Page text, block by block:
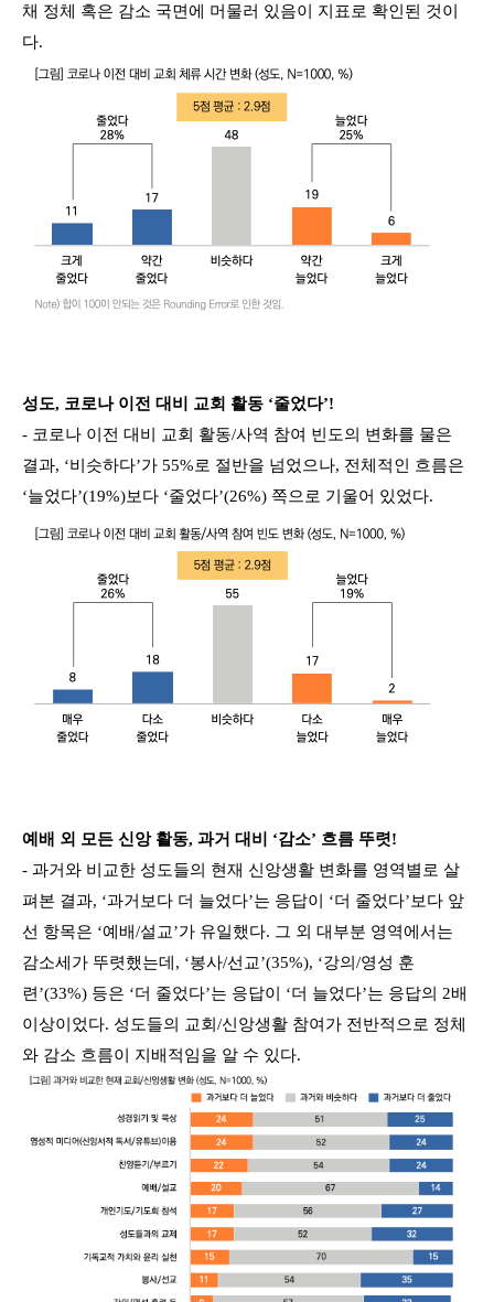
채 정체 혹은 감소 국면에 머물러 있음이 지표로 확인된 것이
다.
성도, 코로나 이전 대비 교회 활동 ‘줄었다’!
- 코로나 이전 대비 교회 활동/사역 참여 빈도의 변화를 물은
결과, ‘비슷하다’가 55%로 절반을 넘었으나, 전체적인 흐름은
‘늘었다’(19%)보다 ‘줄었다’(26%) 쪽으로 기울어 있었다.
예배 외 모든 신앙 활동, 과거 대비 ‘감소’ 흐름 뚜렷!
- 과거와 비교한 성도들의 현재 신앙생활 변화를 영역별로 살
펴본 결과, ‘과거보다 더 늘었다’는 응답이 ‘더 줄었다’보다 앞
선 항목은 ‘예배/설교’가 유일했다. 그 외 대부분 영역에서는
감소세가 뚜렷했는데, ‘봉사/선교’(35%), ‘강의/영성 훈
련’(33%) 등은 ‘더 줄었다’는 응답이 ‘더 늘었다’는 응답의 2배
이상이었다. 성도들의 교회/신앙생활 참여가 전반적으로 정체
와 감소 흐름이 지배적임을 알 수 있다.